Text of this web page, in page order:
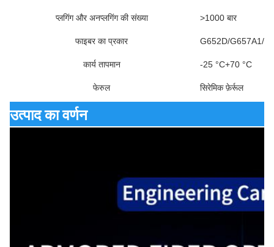
प्लगिंग और अनप्लगिंग की संख्या >1000 बार
फाइबर का प्रकार G652D/G657A1/
कार्य तापमान -25 °C+70 °C
फेरुल सिरेमिक फ़ेर्रूल
उत्पाद का वर्णन